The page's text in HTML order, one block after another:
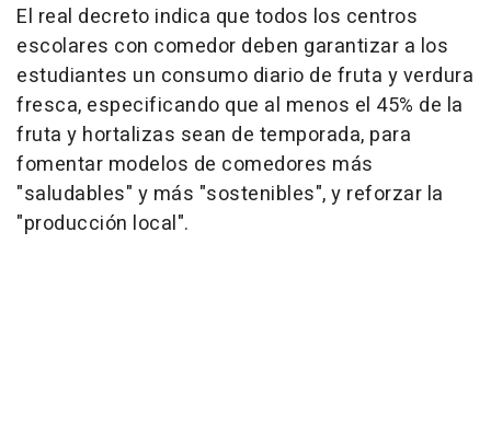
El real decreto indica que todos los centros
escolares con comedor deben garantizar a los
estudiantes un consumo diario de fruta y verdura
fresca, especificando que al menos el 45% de la
fruta y hortalizas sean de temporada, para
fomentar modelos de comedores más
"saludables" y más "sostenibles", y reforzar la
"producción local".